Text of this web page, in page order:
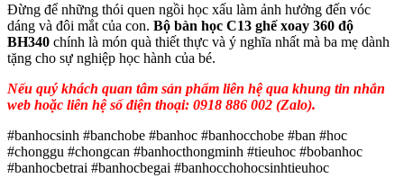
Đừng để những thói quen ngồi học xấu làm ảnh hưởng đến vóc
dáng và đôi mắt của con. Bộ bàn học C13 ghế xoay 360 độ
BH340 chính là món quà thiết thực và ý nghĩa nhất mà ba mẹ dành
tặng cho sự nghiệp học hành của bé.
Nếu quý khách quan tâm sản phẩm liên hệ qua khung tin nhắn
web hoặc liên hệ số điện thoại: 0918 886 002 (Zalo).
#banhocsinh #banchobe #banhoc #banhocchobe #ban #hoc
#chonggu #chongcan #banhocthongminh #tieuhoc #bobanhoc
#banhocbetrai #banhocbegai #banhocchohocsinhtieuhoc